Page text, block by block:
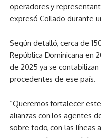
operadores y
expresó Collado durante
Según detalló, cerca de
República Dominicana en
de 2025 ya se
procedentes de ese país.
“Queremos fortalecer
alianzas con los agentes
sobre todo, con las líneas